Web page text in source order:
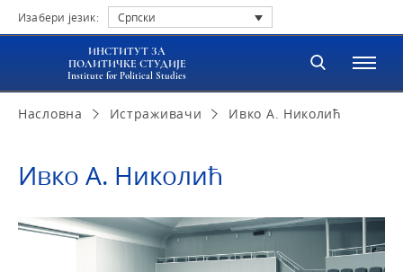
Изабери језик: Српски
ИНСТИТУТ ЗА
ПОЛИТИЧКЕ СТУДИЈЕ
Institute for Political Studies
Насловна Истраживачи Ивко А. Николић
Ивко А. Николић